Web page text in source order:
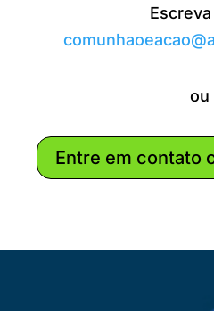
ou
Entre em contato